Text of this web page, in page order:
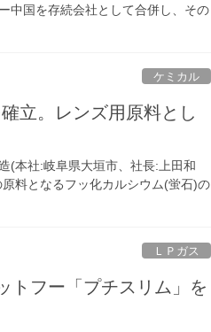
中国を存続会社として合併し、その
ケミカル
立。レンズ用原料とし
(本社:岐阜県大垣市、社長:上田和
料となるフッ化カルシウム(蛍石)の
ＬＰガス
トフー「プチスリム」を